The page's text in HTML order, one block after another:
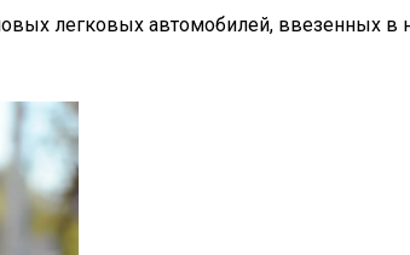
легковых автомобилей, ввезенных в